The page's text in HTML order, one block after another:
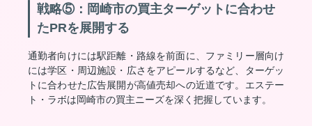
戦略⑤：岡崎市の買主ターゲットに合わせ
たPRを展開する
通勤者向けには駅距離・路線を前面に、ファミリー層向け
には学区・周辺施設・広さをアピールするなど、ターゲッ
トに合わせた広告展開が高値売却への近道です。エステー
ト・ラボは岡崎市の買主ニーズを深く把握しています。